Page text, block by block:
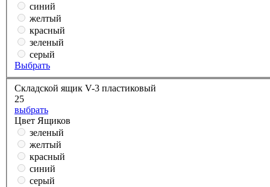
синий
желтый
красный
зеленый
серый
Выбрать
Складской ящик V-3 пластиковый
25
выбрать
Цвет Ящиков
зеленый
желтый
красный
синий
серый